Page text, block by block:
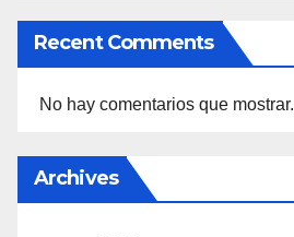
Recent Comments
No hay comentarios que mostrar.
Archives